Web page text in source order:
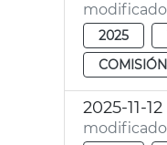
2025
2025-11-12